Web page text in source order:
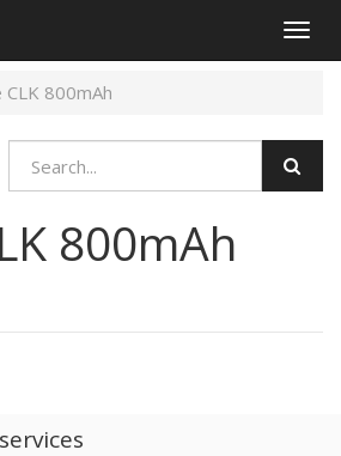
800mAh
800mAh